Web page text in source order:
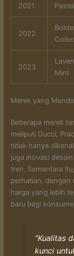
2021 Pastel
2022
2023
Mint
Merek yang
Beberapa merek
meliputi Gucci,
tidak hanya
juga inovasi
tren. Sementara
perhatian, dengan
harga yang lebih
baru bagi
“Kualitas
kunci